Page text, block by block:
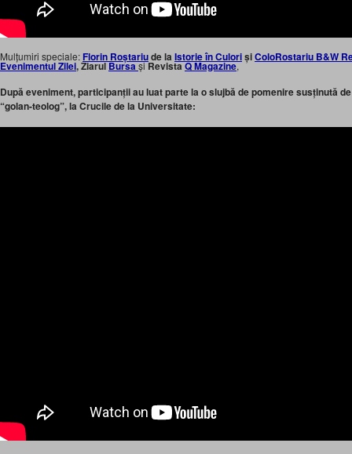
Mulțumiri speciale: Florin Roștariude la Istorie în CulorișiColoRostariu B&W
Evenimentul Zilei, ZiarulBursașiRevistaQ Magazine,
După eveniment, participanții au luat parte la o slujbă de pomenire susținută
“golan-teolog”, la Crucile de la Universitate: